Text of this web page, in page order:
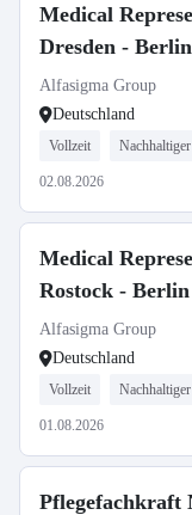
Medical
Dresden - Berlin
Alfasigma Group
Deutschland
Vollzeit
02.08.2026
Medical
Rostock - Berlin
Alfasigma Group
Deutschland
Vollzeit
01.08.2026
Pflegefachkraft